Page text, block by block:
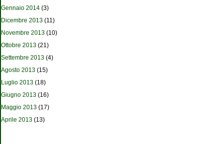
Gennaio 2014 (3)
Dicembre 2013 (11)
Novembre 2013 (10)
Ottobre 2013 (21)
Settembre 2013 (4)
Agosto 2013 (15)
Luglio 2013 (18)
Giugno 2013 (16)
Maggio 2013 (17)
Aprile 2013 (13)